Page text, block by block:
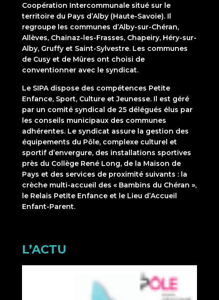
Coopération Intercommunale situé sur le
territoire du Pays d’Alby (Haute-Savoie). Il
regroupe les communes d’Alby-sur-Chéran,
Allèves, Chainaz-les-Frasses, Chapeiry, Héry-sur-
Alby, Gruffy et Saint-Sylvestre. Les communes
de Cusy et de Mûres ont choisi de
conventionner avec le syndicat.
Le SIPA dispose des compétences Petite
Enfance, Sport, Culture et Jeunesse. Il est géré
par un comité syndical de 25 délégués élus par
les conseils municipaux des communes
adhérentes. Le syndicat assure la gestion des
équipements du Pôle, complexe culturel et
sportif d’envergure, des installations sportives
près du Collège René Long, de la Maison de
Pays et des services de proximité suivants : la
crèche multi-accueil des « Bambins du Chéran »,
le Relais Petite Enfance et le Lieu d’Accueil
Enfant-Parent.
L’ACTU